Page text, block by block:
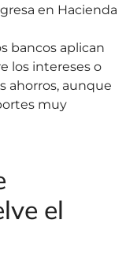
en Hacienda
bancos aplican
los intereses o
ahorros, aunque
muy
el